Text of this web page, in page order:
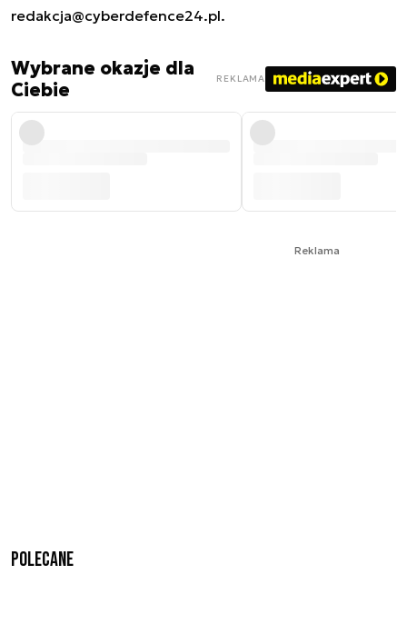
redakcja@cyberdefence24.pl.
Wybrane okazje dla
Ciebie
REKLAMA
Reklama
Polecane